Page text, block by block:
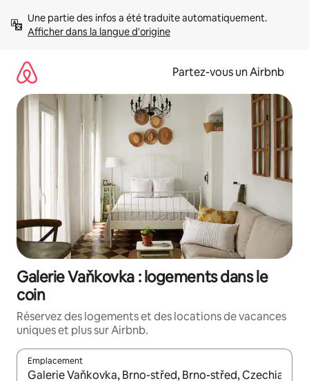
directement
Afficher dans la langue d'origine
Partez-vous un Airbnb
Galerie Vaňkovka : logements dans le
coin
Réservez des logements et des locations de vacances
uniques et plus sur Airbnb.
Emplacement
Quand les résultats sont affichés, parcourez-les en utilisant